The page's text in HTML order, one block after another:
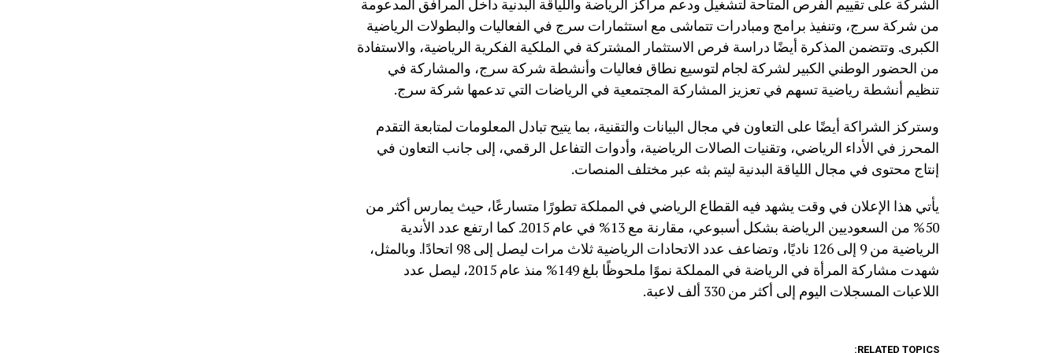
الشركة على تقييم الفرص المتاحة لتشغيل ودعم مراكز الرياضة واللياقة البدنية داخل المرافق المدعومة
من شركة سرج، وتنفيذ برامج ومبادرات تتماشى مع استثمارات سرج في الفعاليات والبطولات الرياضية
الكبرى. وتتضمن المذكرة أيضًا دراسة فرص الاستثمار المشتركة في الملكية الفكرية الرياضية، والاستفادة
من الحضور الوطني الكبير لشركة لجام لتوسيع نطاق فعاليات وأنشطة شركة سرج، والمشاركة في
تنظيم أنشطة رياضية تسهم في تعزيز المشاركة المجتمعية في الرياضات التي تدعمها شركة سرج.
وستركز الشراكة أيضًا على التعاون في مجال البيانات والتقنية، بما يتيح تبادل المعلومات لمتابعة التقدم
المحرز في الأداء الرياضي، وتقنيات الصالات الرياضية، وأدوات التفاعل الرقمي، إلى جانب التعاون في
إنتاج محتوى في مجال اللياقة البدنية ليتم بثه عبر مختلف المنصات.
يأتي هذا الإعلان في وقت يشهد فيه القطاع الرياضي في المملكة تطورًا متسارعًا، حيث يمارس أكثر من
50% من السعوديين الرياضة بشكل أسبوعي، مقارنة مع 13% في عام 2015. كما ارتفع عدد الأندية
الرياضية من 9 إلى 126 ناديًا، وتضاعف عدد الاتحادات الرياضية ثلاث مرات ليصل إلى 98 اتحادًا. وبالمثل،
شهدت مشاركة المرأة في الرياضة في المملكة نموًا ملحوظًا بلغ 149% منذ عام 2015، ليصل عدد
اللاعبات المسجلات اليوم إلى أكثر من 330 ألف لاعبة.
RELATED TOPICS: